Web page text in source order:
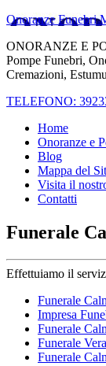
Onoranze Funebri
ONORANZE E
Pompe Funebri,
Cremazioni,
TELEFONO:
Home
Onoranze e
Blog
Mappa del
Visita il
Contatti
Funerale
Effettuiamo il
Funerale
Impresa
Funerale
Funerale
Funerale